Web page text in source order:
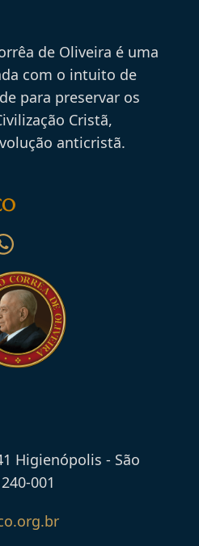
de Oliveira é uma
com o intuito de
para preservar os
Cristã,
anticristã.
Higienópolis - São
001